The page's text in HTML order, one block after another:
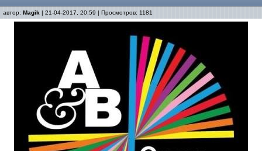
автор: Magik | 21-04-2017, 20:59 | Просмотров: 1181